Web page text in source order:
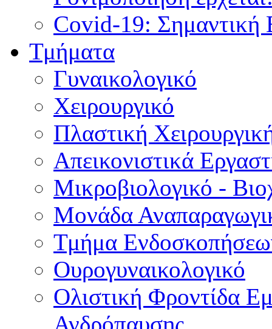
Covid-19: Σημαντική
Τμήματα
Γυναικολογικό
Χειρουργικό
Πλαστική
Απεικονιστικά
Μικροβιολογικό -
Μονάδα
Τμήμα
Ουρογυναικολογικό
Ολιστική Φροντίδα
Ανδρόπαυσης